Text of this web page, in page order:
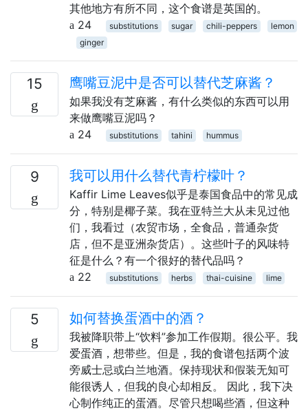
其他地方有所不同，这个食谱是英国的。
24
substitutions sugar chili-peppers
lemon
ginger
15 鹰嘴豆泥中是否可以替代芝麻酱？
如果我没有芝麻酱，有什么类似的东西可以用
来做鹰嘴豆泥吗？
24
substitutions tahini hummus
9 我可以用什么替代青柠檬叶？
Kaffir Lime Leaves似乎是泰国食品中的常见成
分，特别是椰子菜。我在亚特兰大从未见过他
们，我看过（农贸市场，全食品，普通杂货
店，但不是亚洲杂货店）。这些叶子的风味特
征是什么？有一个很好的替代品吗？
22
substitutions herbs thai-cuisine lime
5 如何替换蛋酒中的酒？
我被降职带上“饮料”参加工作假期。很公平。我
爱蛋酒，想带些。但是，我的食谱包括两个波
旁威士忌或白兰地酒。保持现状和假装无知可
能很诱人，但我的良心却相反。 因此，我下决
心制作纯正的蛋酒。尽管只想喝些酒，但这种